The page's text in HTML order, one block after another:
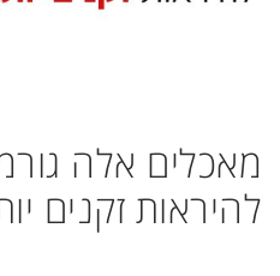
מאכלים אלה
להיראות זקנים